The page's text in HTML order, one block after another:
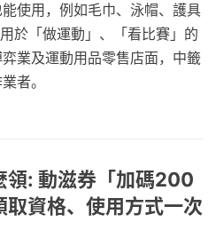
使用，例如毛巾、泳帽、護具
於「做運動」、「看比賽」的
業及運動用品零售店面，中籤
者。
: 動滋券「加碼200
資格、使用方式一次